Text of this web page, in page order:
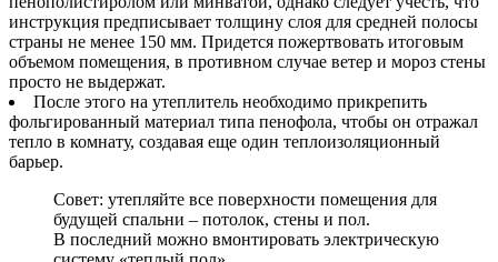
инструкция предписывает толщину слоя для средней полосы
страны не менее 150 мм. Придется пожертвовать итоговым
объемом помещения, в противном случае ветер и мороз стены
просто не выдержат.
После этого на утеплитель необходимо прикрепить
фольгированный материал типа пенофола, чтобы он отражал
тепло в комнату, создавая еще один теплоизоляционный
барьер.
Совет: утепляйте все поверхности помещения для
будущей спальни – потолок, стены и пол.
В последний можно вмонтировать электрическую